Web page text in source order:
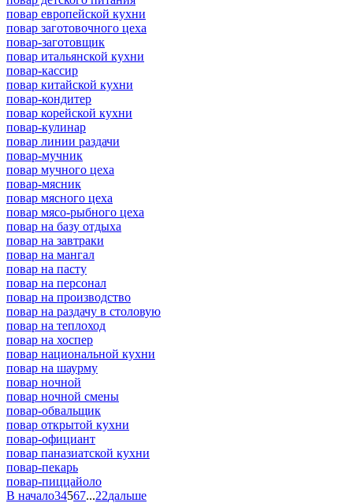
повар европейской кухни
повар заготовочного цеха
повар-заготовщик
повар итальянской кухни
повар-кассир
повар китайской кухни
повар-кондитер
повар корейской кухни
повар-кулинар
повар линии раздачи
повар-мучник
повар мучного цеха
повар-мясник
повар мясного цеха
повар мясо-рыбного цеха
повар на базу отдыха
повар на завтраки
повар на мангал
повар на пасту
повар на персонал
повар на производство
повар на раздачу в столовую
повар на теплоход
повар на хоспер
повар национальной кухни
повар на шаурму
повар ночной
повар ночной смены
повар-обвальщик
повар открытой кухни
повар-официант
повар паназиатской кухни
повар-пекарь
повар-пиццайоло
В начало34567...22дальше